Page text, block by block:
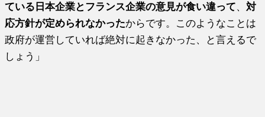
ている日本企業とフランス企業の意見が食い違って、対
応方針が定められなかったからです。このようなことは
政府が運営していれば絶対に起きなかった、と言えるで
しょう」